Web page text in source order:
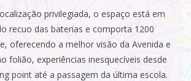
privilegiada, o espaço está em
recuo das baterias e comporta 1200
oferecendo a melhor visão da Avenida e
folião, experiências inesquecíveis desde
point até a passagem da última escola.